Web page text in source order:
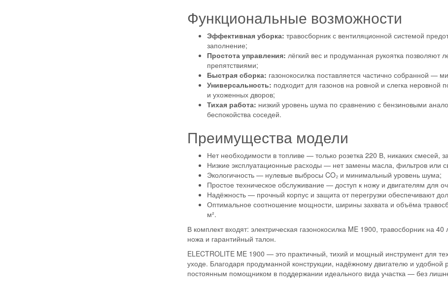
Функциональные возможности
Эффективная уборка: травосборник с вентиляционной системой
заполнение;
Простота управления: лёгкий вес и продуманная рукоятка позволяют
препятствиями;
Быстрая сборка: газонокосилка поставляется частично собранной —
Универсальность: подходит для газонов на ровной и слегка
и ухоженных дворов;
Тихая работа: низкий уровень шума по сравнению с бензиновыми
беспокойства соседей.
Преимущества модели
Нет необходимости в топливе — только розетка 220 В, никаких смесей,
Низкие эксплуатационные расходы — нет замены масла, фильтров или
Экологичность — нулевые выбросы CO₂ и минимальный уровень шума;
Простое техническое обслуживание — доступ к ножу и двигателям для
Надёжность — прочный корпус и защита от перегрузки обеспечивают
Оптимальное соотношение мощности, ширины захвата и объёма
м².
В комплект входят: электрическая газонокосилка ME 1900, травосборник на
ножа и гарантийный талон.
ELECTROLITE ME 1900 — это практичный, тихий и мощный инструмент для
уходе. Благодаря продуманной конструкции, надёжному двигателю и удобной
постоянным помощником в поддержании идеального вида участка — без